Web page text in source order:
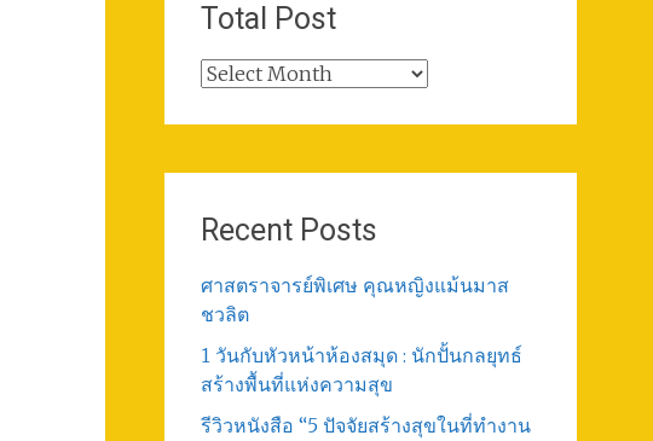
Total Post
Total
Recent Posts
ศาสตราจารย์พิเศษ คุณหญิงแม้นมาส
ชวลิต
1 วันกับหัวหน้าห้องสมุด : นักปั้นกลยุทธ์
สร้างพื้นที่แห่งความสุข
รีวิวหนังสือ “5 ปัจจัยสร้างสุขในที่ทำงาน